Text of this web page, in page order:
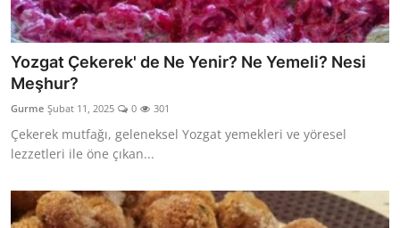
Yozgat Çekerek' de Ne Yenir? Ne Yemeli? Nesi
Meşhur?
Gurme Şubat 11, 2025 0 301
Çekerek mutfağı, geleneksel Yozgat yemekleri ve yöresel
lezzetleri ile öne çıkan...